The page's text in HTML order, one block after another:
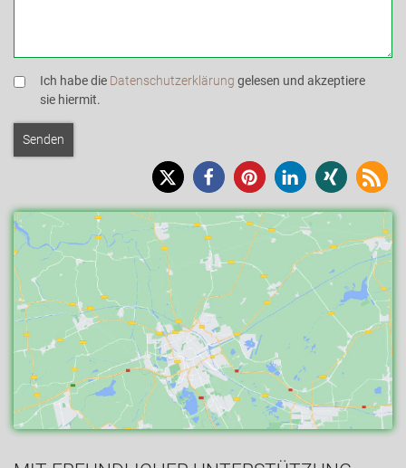
Ich habe die Datenschutzerklärung gelesen und akzeptiere
sie hiermit.